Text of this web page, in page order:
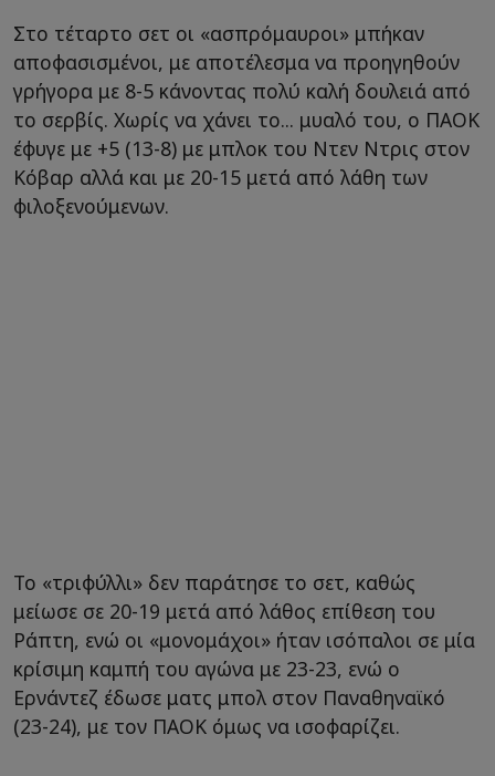
Στο τέταρτο σετ οι «ασπρόμαυροι» μπήκαν
αποφασισμένοι, με αποτέλεσμα να προηγηθούν
γρήγορα με 8-5 κάνοντας πολύ καλή δουλειά από
το σερβίς. Χωρίς να χάνει το... μυαλό του, ο ΠΑΟΚ
έφυγε με +5 (13-8) με μπλοκ του Ντεν Ντρις στον
Κόβαρ αλλά και με 20-15 μετά από λάθη των
φιλοξενούμενων.
Το «τριφύλλι» δεν παράτησε το σετ, καθώς
μείωσε σε 20-19 μετά από λάθος επίθεση του
Ράπτη, ενώ οι «μονομάχοι» ήταν ισόπαλοι σε μία
κρίσιμη καμπή του αγώνα με 23-23, ενώ ο
Ερνάντεζ έδωσε ματς μπολ στον Παναθηναϊκό
(23-24), με τον ΠΑΟΚ όμως να ισοφαρίζει.